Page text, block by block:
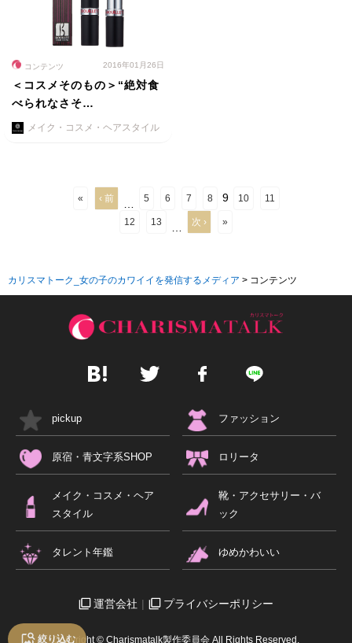
絞り込む
コンテンツ 2016年01月26日
＜コスメそのもの＞“絶対食
べられなさそ…
メイク・コスメ・ヘアスタイル
« ‹ 前 5 6 7 8 9 10 11
12 13 次 › »
カリスマトーク_女の子のカワイイを発信するメディア > コンテンツ
pickup ファッション
原宿・青文字系SHOP ロリータ
メイク・コスメ・ヘア
スタイル
靴・アクセサリー・バ
ック
タレント年鑑 ゆめかわいい
運営会社 プライバシーポリシー
Copyright © Charismatalk製作委員会 All Rights Reserved.